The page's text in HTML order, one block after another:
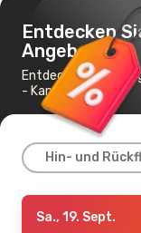
Entdecken
Angebote
Entdecke die
- Kanton
Hin- und
Mo., 28. Sept.
Sa., 19. Sept.